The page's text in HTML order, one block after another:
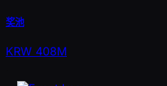
奖池
KRW 408M